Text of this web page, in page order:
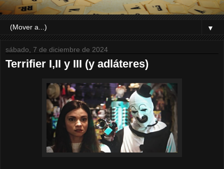
▼
sábado, 7 de diciembre de 2024
Terrifier I,II y III (y adláteres)